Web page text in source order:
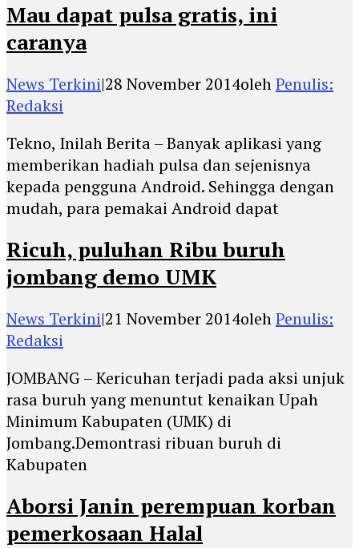
Mau dapat pulsa gratis, ini
caranya
News Terkini|28 November 2014olehPenulis:
Redaksi
Tekno, Inilah Berita – Banyak aplikasi yang
memberikan hadiah pulsa dan sejenisnya
kepada pengguna Android. Sehingga dengan
mudah, para pemakai Android dapat
Ricuh, puluhan Ribu buruh
jombang demo UMK
News Terkini|21 November 2014olehPenulis:
Redaksi
JOMBANG – Kericuhan terjadi pada aksi unjuk
rasa buruh yang menuntut kenaikan Upah
Minimum Kabupaten (UMK) di
Jombang.Demontrasi ribuan buruh di
Kabupaten
Aborsi Janin perempuan korban
pemerkosaan Halal